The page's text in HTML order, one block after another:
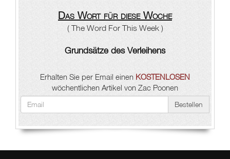
Das Wort für diese Woche
( The Word For This Week )
Grundsätze des Verleihens
Erhalten Sie per Email einen KOSTENLOSEN
wöchentlichen Artikel von Zac Poonen
Bestellen